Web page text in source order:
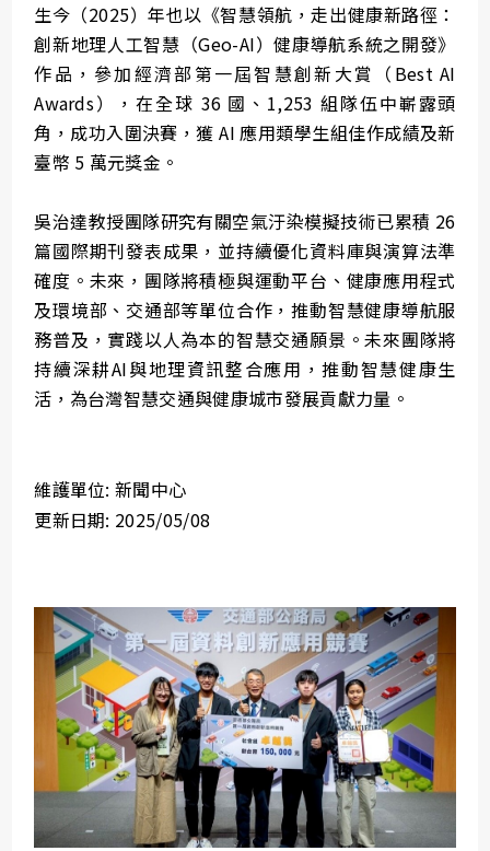
生今（2025）年也以《智慧領航，走出健康新路徑：
創新地理人工智慧（Geo-AI）健康導航系統之開發》
作品，參加經濟部第一屆智慧創新大賞（Best AI
Awards），在全球 36 國、1,253 組隊伍中嶄露頭
角，成功入圍決賽，獲 AI 應用類學生組佳作成績及新
臺幣 5 萬元獎金。
吳治達教授團隊研究有關空氣汙染模擬技術已累積 26
篇國際期刊發表成果，並持續優化資料庫與演算法準
確度。未來，團隊將積極與運動平台、健康應用程式
及環境部、交通部等單位合作，推動智慧健康導航服
務普及，實踐以人為本的智慧交通願景。未來團隊將
持續深耕AI與地理資訊整合應用，推動智慧健康生
活，為台灣智慧交通與健康城市發展貢獻力量。
維護單位: 新聞中心
更新日期: 2025/05/08